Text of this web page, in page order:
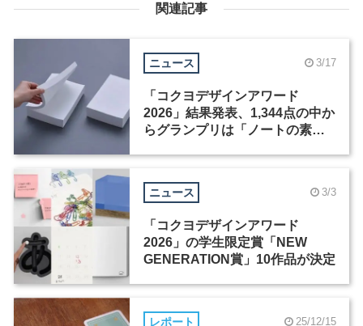
関連記事
ニュース 3/17
「コクヨデザインアワード
2026」結果発表、1,344点の中か
らグランプリは「ノートの素」
ニュース 3/3
「コクヨデザインアワード
2026」の学生限定賞「NEW
GENERATION賞」10作品が決定
レポート 25/12/15